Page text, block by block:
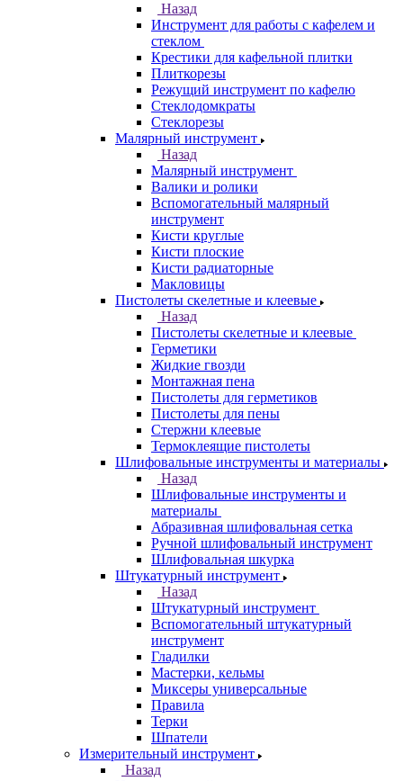
Назад
Инструмент для работы с кафелем и
стеклом
Крестики для кафельной плитки
Плиткорезы
Режущий инструмент по кафелю
Стеклодомкраты
Стеклорезы
Малярный инструмент
Назад
Малярный инструмент
Валики и ролики
Вспомогательный малярный
инструмент
Кисти круглые
Кисти плоские
Кисти радиаторные
Макловицы
Пистолеты скелетные и клеевые
Назад
Пистолеты скелетные и клеевые
Герметики
Жидкие гвозди
Монтажная пена
Пистолеты для герметиков
Пистолеты для пены
Стержни клеевые
Термоклеящие пистолеты
Шлифовальные инструменты и материалы
Назад
Шлифовальные инструменты и
материалы
Абразивная шлифовальная сетка
Ручной шлифовальный инструмент
Шлифовальная шкурка
Штукатурный инструмент
Назад
Штукатурный инструмент
Вспомогательный штукатурный
инструмент
Гладилки
Мастерки, кельмы
Миксеры универсальные
Правила
Терки
Шпатели
Измерительный инструмент
Назад